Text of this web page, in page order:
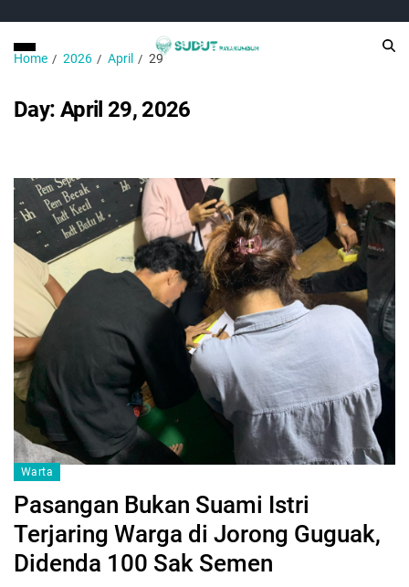
Home 2026 April 29
Day: April 29, 2026
Warta
Pasangan Bukan Suami Istri
Terjaring Warga di Jorong Guguak,
Didenda 100 Sak Semen